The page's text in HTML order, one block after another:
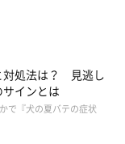
対処法は？ 見逃し
インとは
で『犬の夏バテの症状